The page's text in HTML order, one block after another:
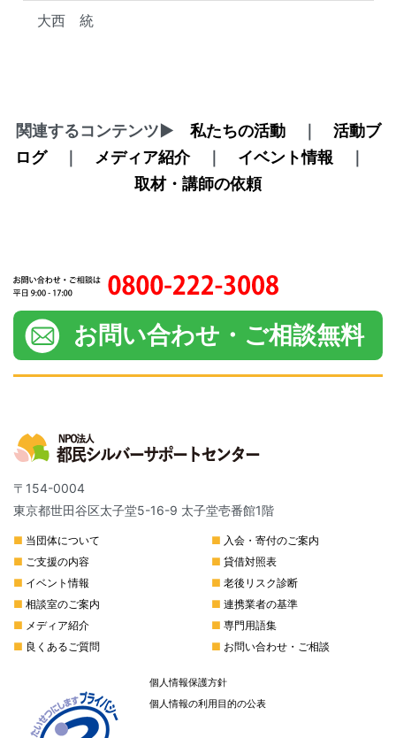
大西 統
関連するコンテンツ▶ 私たちの活動｜ 活動ブ
ログ｜ メディア紹介｜ イベント情報
取材・講師の依頼
〒154-0004
東京都世田谷区太子堂5-16-9 太子堂壱番館1階
■ 当団体について
■ ご支援の内容
■ イベント情報
■ 相談室のご案内
■ メディア紹介
■ 良くあるご質問
■ 入会・寄付のご案内
■ 貸借対照表
■ 老後リスク診断
■ 連携業者の基準
■ 専門用語集
■ お問い合わせ・ご相談
個人情報保護方針
個人情報の利用目的の公表